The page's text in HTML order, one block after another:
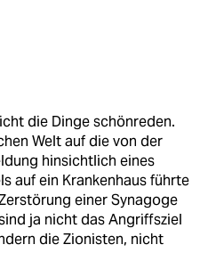
die Dinge schönreden.
Welt auf die von der
hinsichtlich eines
auf ein Krankenhaus führte
einer Synagoge
ja nicht das Angriffsziel
die Zionisten, nicht